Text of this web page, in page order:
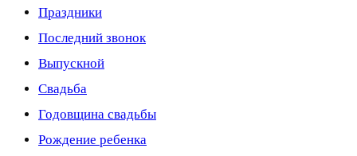
Праздники
Последний звонок
Выпускной
Свадьба
Годовщина свадьбы
Рождение ребенка